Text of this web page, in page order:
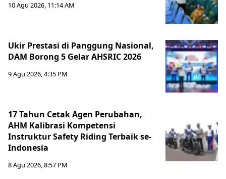
10 Agu 2026, 11:14 AM
Ukir Prestasi di Panggung Nasional,
DAM Borong 5 Gelar AHSRIC 2026
9 Agu 2026, 4:35 PM
17 Tahun Cetak Agen Perubahan,
AHM Kalibrasi Kompetensi
Instruktur Safety Riding Terbaik se-
Indonesia
8 Agu 2026, 8:57 PM